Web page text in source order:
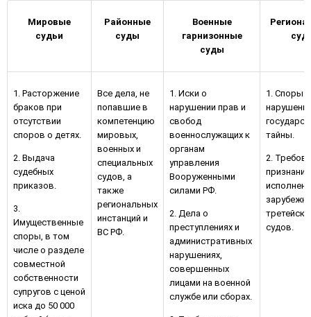
Мировые
судьи
Районные
суды
Военные
гарнизонные
суды
1. Расторжение
браков при
отсутствии
споров о детях.
2. Выдача
судебных
приказов.
3.
Имущественные
споры, в том
числе о разделе
совместной
собственности
супругов с ценой
иска до 50 000
Все дела, не
попавшие в
компетенцию
мировых,
военных и
специальных
судов, а
также
региональных
инстанций и
ВС РФ.
1. Иски о
нарушении прав и
свобод
военнослужащих к
органам
управления
Вооруженными
силами РФ.
2. Дела о
преступлениях и
административных
нарушениях,
совершенных
лицами на военной
службе или сборах.
1. Споры о
тайны.
2.
судов.